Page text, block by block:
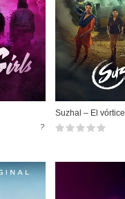
?
Suzhal – El vórtice